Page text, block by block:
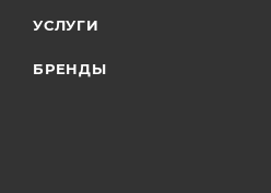
УСЛУГИ
БРЕНДЫ